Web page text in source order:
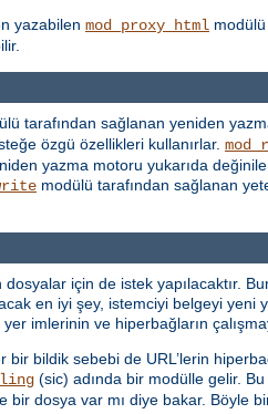
yazabilen mod_proxy_html
tarafından sağlanan yeniden
özgü özellikleri kullanırlar.
yazma motoru yukarıda
modülü tarafından sağlanan
için de istek yapılacaktır.
en iyi şey, istemciyi belgeyi
imlerinin ve hiperbağların
bildik sebebi de URL’lerin
(sic) adında bir modülle gelir.
bir dosya var mı diye bakar. Böyle